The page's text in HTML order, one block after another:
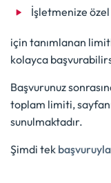
İşletmenize
için tanımlanan
kolayca
Başvurunuz
toplam limiti,
sunulmaktadır.
Şimdi tek başvuruyla